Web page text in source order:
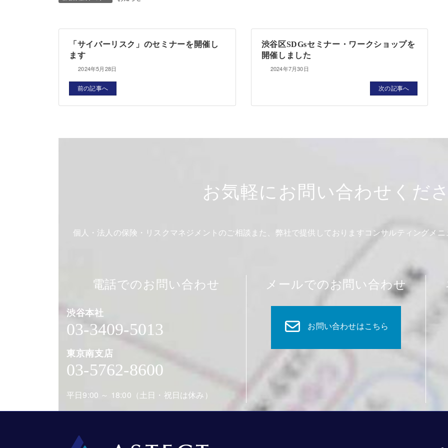
「サイバーリスク」のセミナーを開催し
ます
2024年5月28日
前の記事へ
渋谷区SDGsセミナー・ワークショップを
開催しました
2024年7月30日
次の記事へ
お気軽にお問い合わせくだ
個人・法人の保険・リスクマネジメントのご相談また、弊社で提供しておりますコンサルティングメ
電話でのお問い合わせ
渋谷本社
03-3409-5013
東京南支店
03-5762-8600
平日9:00 ～ 18:00（土日・祝日は休み）
メールでのお問い合わせ
お問い合わせはこちら